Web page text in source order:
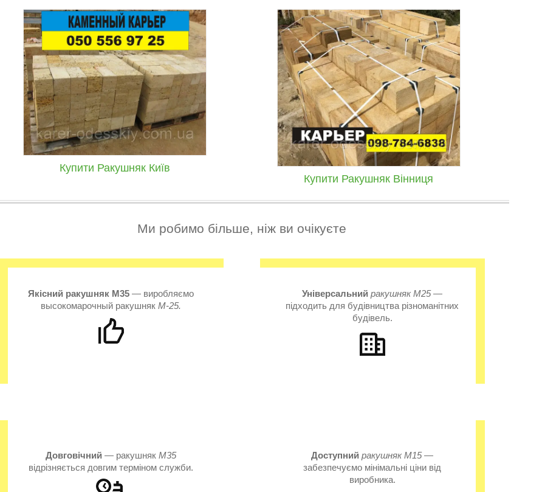
Купити Ракушняк Київ
Купити Ракушняк Вінниця
Ми робимо більше, ніж ви очікуєте
Якісний ракушняк М35— виробляємо
высокомарочный ракушнякМ-25.
Універсальнийракушняк М25—
підходить для будівництва різноманітних
будівель.
Довговічний— ракушнякМ35
відрізняється довгим терміном служби.
Доступнийракушняк М15—
забезпечуємо мінімальні ціни від
виробника.